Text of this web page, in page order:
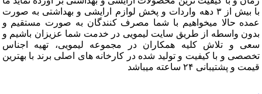
با بیش از ۳ دهه واردات و پخش لوازم ارایشی و بهداشتی به صورت
حالا میخواهیم با شما مصرف کنندگان به صورت مستقیم و
واسطه از طریق سایت لیمویی در خدمت شما عزیزان باشیم و
و تلاش کلیه همکاران در مجموعه لیمویی، تهیه اجناس
و با کیفیت و تولید شده در کارخانه های اصلی برند با بهترین
۲۴ ساعته میباشد